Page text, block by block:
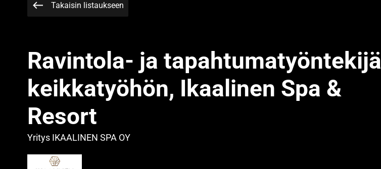
Takaisin listaukseen
Ravintola- ja tapahtumatyöntekijä
keikkatyöhön, Ikaalinen Spa &
Resort
Yritys IKAALINEN SPA OY